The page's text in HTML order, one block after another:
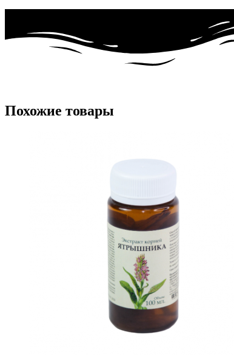
Похожие товары